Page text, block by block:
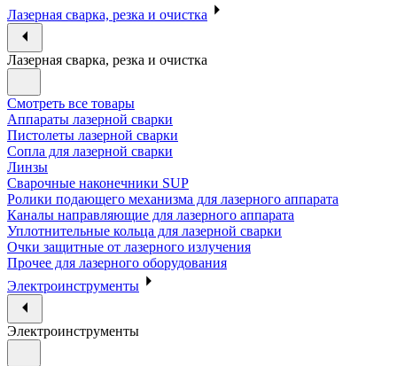
Лазерная сварка, резка и очистка
Лазерная сварка, резка и очистка
Смотреть все товары
Аппараты лазерной сварки
Пистолеты лазерной сварки
Сопла для лазерной сварки
Линзы
Сварочные наконечники SUP
Ролики подающего механизма для лазерного аппарата
Каналы направляющие для лазерного аппарата
Уплотнительные кольца для лазерной сварки
Очки защитные от лазерного излучения
Прочее для лазерного оборудования
Электроинструменты
Электроинструменты